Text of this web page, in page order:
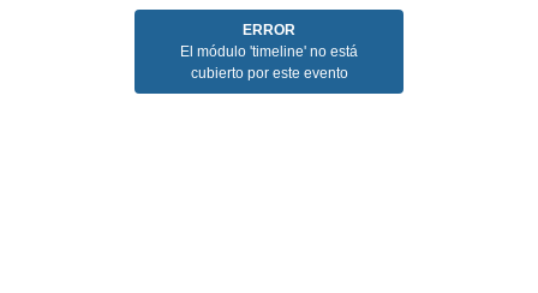
ERROR
El módulo 'timeline' no está
cubierto por este evento